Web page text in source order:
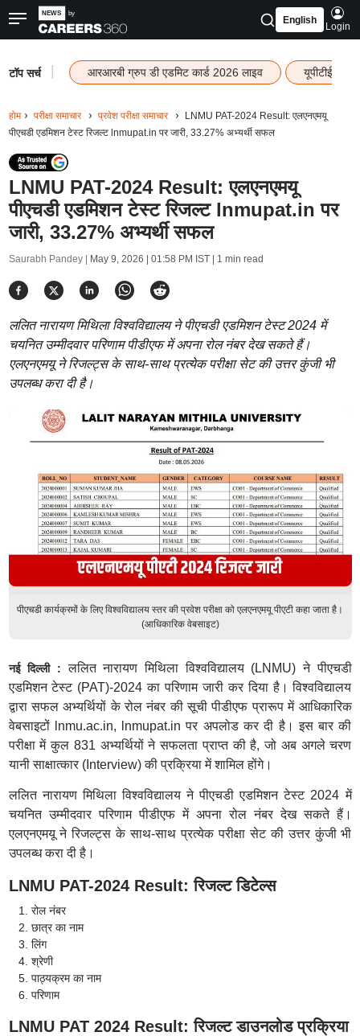
English
Login
टॉप सर्च आरआरबी ग्रुप डी एडमिट कार्ड 2026 लाइव यूपीटीईटी
होम परीक्षा समाचार प्रवेश परीक्षा समाचार
LNMU PAT-2024 Result: एलएनएमयू
पीएचडी एडमिशन टेस्ट रिजल्ट lnmupat.in पर जारी, 33.27% अभ्यर्थी सफल
LNMU PAT-2024 Result: एलएनएमयू
पीएचडी एडमिशन टेस्ट रिजल्ट lnmupat.in पर
जारी, 33.27% अभ्यर्थी सफल
Saurabh Pandey | May 9, 2026 | 01:58 PM IST| 1 min read
ललित नारायण मिथिला विश्वविद्यालय ने पीएचडी एडमिशन टेस्ट 2024 में
चयनित उम्मीदवार परिणाम पीडीएफ में अपना रोल नंबर देख सकते हैं।
एलएनएमयू ने रिजल्ट्स के साथ-साथ प्रत्येक परीक्षा सेट की उत्तर कुंजी भी
उपलब्ध करा दी है।
पीएचडी कार्यक्रमों के लिए विश्वविद्यालय स्तर की प्रवेश परीक्षा को एलएनएमयू पीएटी कहा जाता है।
(आधिकारिक वेबसाइट)
नई दिल्ली :ललित नारायण मिथिला विश्वविद्यालय (LNMU) ने पीएचडी
एडमिशन टेस्ट (PAT)-2024 का परिणाम जारी कर दिया है। विश्वविद्यालय
द्वारा सफल अभ्यर्थियों के रोल नंबर की सूची पीडीएफ प्रारूप में आधिकारिक
वेबसाइटों lnmu.ac.in, lnmupat.in पर अपलोड कर दी है। इस बार की
परीक्षा में कुल 831 अभ्यर्थियों ने सफलता प्राप्त की है, जो अब अगले चरण
यानी साक्षात्कार (Interview) की प्रक्रिया में शामिल होंगे।
ललित नारायण मिथिला विश्वविद्यालय ने पीएचडी एडमिशन टेस्ट 2024 में
चयनित उम्मीदवार परिणाम पीडीएफ में अपना रोल नंबर देख सकते हैं।
एलएनएमयू ने रिजल्ट्स के साथ-साथ प्रत्येक परीक्षा सेट की उत्तर कुंजी भी
उपलब्ध करा दी है।
LNMU PAT-2024 Result: रिजल्ट डिटेल्स
रोल नंबर
छात्र का नाम
लिंग
श्रेणी
पाठ्यक्रम का नाम
परिणाम
LNMU PAT 2024 Result: रिजल्ट डाउनलोड प्रक्रिया